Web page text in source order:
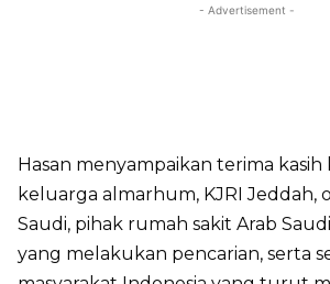
- Advertisement -
Hasan menyampaikan terima kasih
keluarga almarhum, KJRI Jeddah,
Saudi, pihak rumah sakit Arab
yang melakukan pencarian, serta